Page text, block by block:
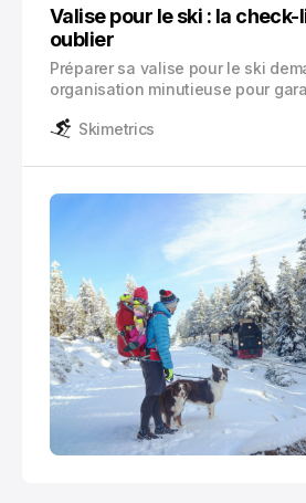
Valise pour le ski : la
oublier
Préparer sa valise pour le ski
organisation minutieuse pour
vous permet d’éviter les oublis
en station.
Skimetrics